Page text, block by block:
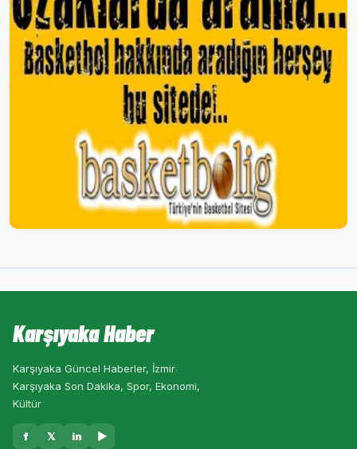
Karşıyaka Haber
Karşıyaka Güncel Haberler, İzmir
Karşıyaka Son Dakika, Spor, Ekonomi,
Kültür
f 𝕏 in ▶